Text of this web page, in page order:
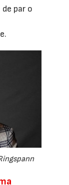
par o